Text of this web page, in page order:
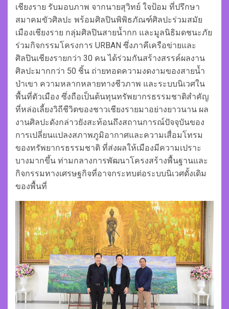
เชียงราย รับมอบภาพ จากนายสุวิทย์ ใจป้อม ที่ปรึกษา
สมาคมขัวศิลปะ พร้อมศิลปินพิพิธภัณฑ์ศิลปะร่วมสมัย
เมืองเชียงราย กลุ่มศิลปินสายน้ำกก และมูลนิธิมดชนะภัย
ร่วมกิจกรรมโครงการ URBAN ซึ่งภาคีเครือข่ายและ
ศิลปินเชียงรายกว่า 30 คน ได้ร่วมกันสร้างสรรค์ผลงาน
ศิลปะมากกว่า 50 ชิ้น ถ่ายทอดความงดงามของสายน้ำ
ป่าเขา ความหลากหลายทางชีวภาพ และระบบนิเวศใน
พื้นที่ตัวเมือง ซึ่งถือเป็นต้นทุนทรัพยากรธรรมชาติสำคัญ
ที่หล่อเลี้ยงวิถีชีวิตของชาวเชียงรายมาอย่างยาวนาน ผล
งานศิลปะดังกล่าวยังสะท้อนถึงสถานการณ์ปัจจุบันของ
การเปลี่ยนแปลงสภาพภูมิอากาศและความเสื่อมโทรม
ของทรัพยากรธรรมชาติ ที่ส่งผลให้เมืองมีความเปราะ
บางมากขึ้น ท่ามกลางการพัฒนาโครงสร้างพื้นฐานและ
กิจกรรมทางเศรษฐกิจที่อาจกระทบต่อระบบนิเวศดั้งเดิม
ของพื้นที่